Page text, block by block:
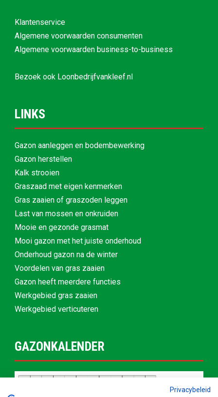
Klantenservice
Algemene voorwaarden consumenten
Algemene voorwaarden business-to-business
Bezoek ook Loonbedrijfvankleef.nl
LINKS
Gazon aanleggen en bodembewerking
Gazon herstellen
Kalk strooien
Graszaad met eigen kenmerken
Gras zaaien of graszoden leggen
Last van mossen en onkruiden
Mooie en gezonde grasmat
Mooi gazon met het juiste onderhoud
Onderhoud gazon na de winter
Voordelen van gras zaaien
Gazon heeft meerdere functies
Werkgebied gras zaaien
Werkgebied verticuteren
GAZONKALENDER
Privacybeleid